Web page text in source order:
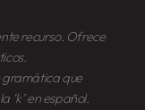
recurso. Ofrece
gramática que
‘k’ en español.